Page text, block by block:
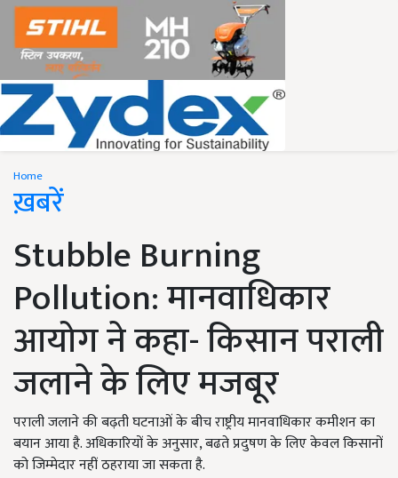
Home
ख़बरें
Stubble Burning
Pollution: मानवाधिकार
आयोग ने कहा- किसान पराली
जलाने के लिए मजबूर
पराली जलाने की बढ़ती घटनाओं के बीच राष्ट्रीय मानवाधिकार कमीशन का
बयान आया है. अधिकारियों के अनुसार, बढते प्रदुषण के लिए केवल किसानों
को जिम्मेदार नहीं ठहराया जा सकता है.